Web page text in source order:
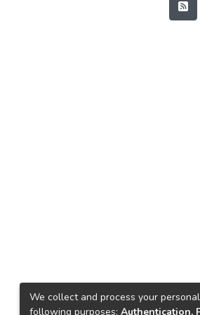
We collect and process your
following purposes: Authentication,